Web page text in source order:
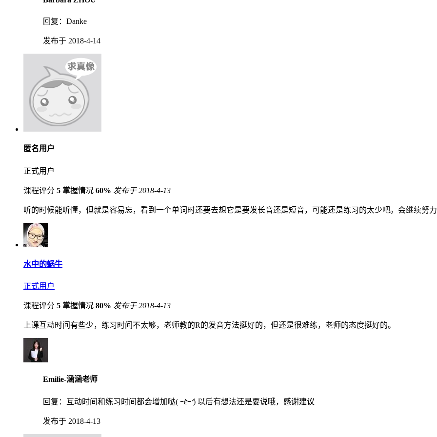
回复： Danke
发布于 2018-4-14
匿名用户
正式用户
课程评分 5 掌握情况 60% 发布于 2018-4-13
听的时候能听懂，但就是容易忘，看到一个单词时还要去想它是要发长音还是短音，可能还是练习的太少吧。会继续努
水中的蜗牛
正式用户
课程评分 5 掌握情况 80% 发布于 2018-4-13
上课互动时间有些少，练习时间不太够，老师教的R的发音方法挺好的，但还是很难练，老师的态度挺好的。
Emilie-涵涵老师
回复： 互动时间和练习时间都会增加哒( ｰ̀εｰ́ ) 以后有想法还是要说哦，感谢建议
发布于 2018-4-13